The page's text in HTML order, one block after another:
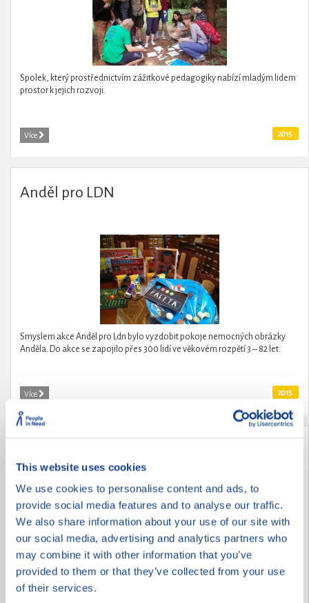
This website uses cookies
We use cookies to personalise content and ads, to
provide social media features and to analyse our traffic.
We also share information about your use of our site with
our social media, advertising and analytics partners who
may combine it with other information that you’ve
provided to them or that they’ve collected from your use
of their services.
Spolek, který prostřednictvím zážitkové pedagogiky nabízí mladým lidem
prostor k jejich rozvoji.
Více 2015
Anděl pro LDN
Smyslem akce Anděl pro Ldn bylo vyzdobit pokoje nemocných obrázky
Anděla. Do akce se zapojilo přes 300 lidí ve věkovém rozpětí 3 – 82 let.
Více 2015